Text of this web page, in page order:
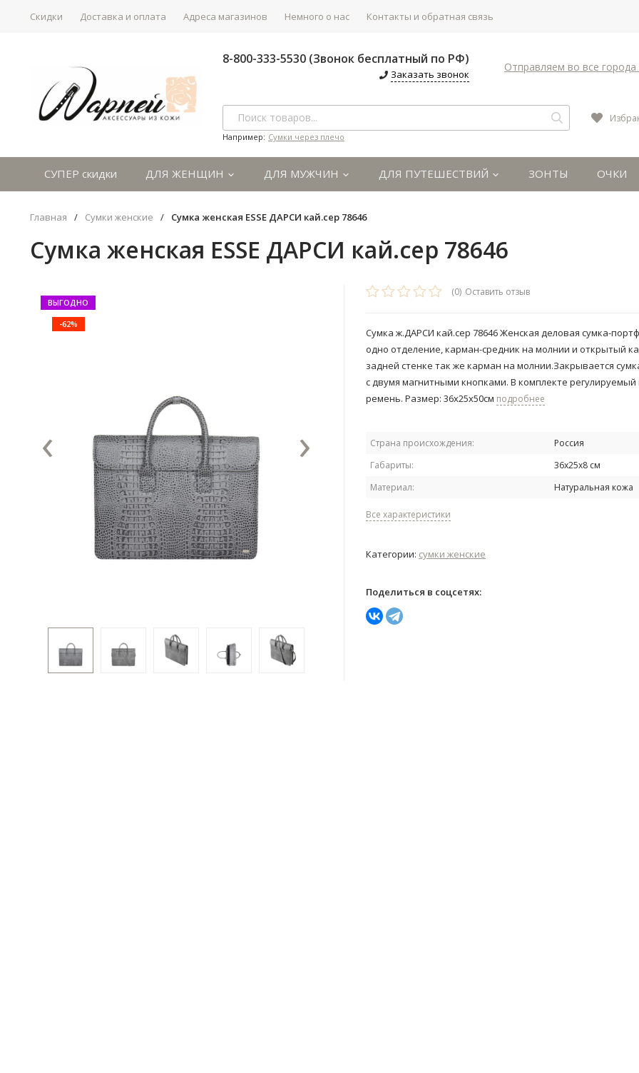
Скидки Доставка и оплата Адреса магазинов Немного о нас Контакты и обратная связь
8-800-333-5530 (Звонок бесплатный по РФ)
Заказать звонок
Отправляем во все города
Например: Сумки через плечо
СУПЕР скидки ДЛЯ ЖЕНЩИН ДЛЯ МУЖЧИН ДЛЯ ПУТЕШЕСТВИЙ ЗОНТЫ ОЧКИ
Главная / Сумки женские / Сумка женская ESSE ДАРСИ кай.сер 78646
Сумка женская ESSE ДАРСИ кай.сер 78646
ВЫГОДНО
-62%
‹ ›
(0) Оставить отзыв
Сумка ж.ДАРСИ кай.сер 78646 Женская деловая сумка-
одно отделение, карман-средник на молнии и открытый
задней стенке так же карман на молнии.Закрывается
с двумя магнитными кнопками. В комплекте
ремень. Размер: 36х25х50см подробнее
Страна происхождения:
Россия
Габариты:
36х25х8 см
Материал:
Натуральная кожа
Все характеристики
Категории: сумки женские
Поделиться в соцсетях: